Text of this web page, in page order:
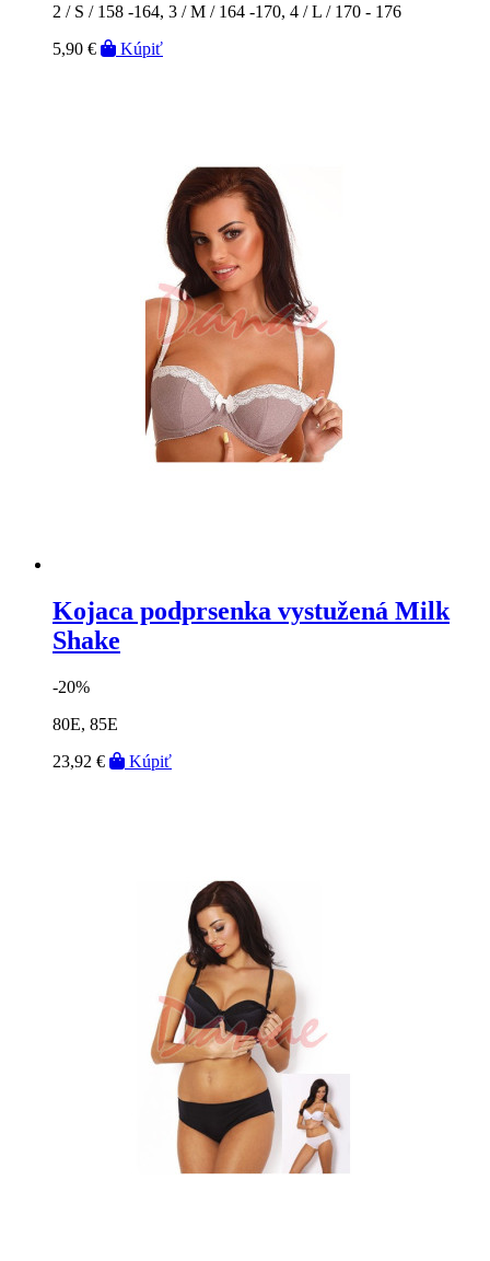
2 / S / 158 -164, 3 / M / 164 -170, 4 / L / 170 - 176
5,90 €
Kúpiť
Kojaca podprsenka vystužená Milk
Shake
-20%
80E, 85E
23,92 €
Kúpiť